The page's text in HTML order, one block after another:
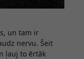
un tam ir
nervu. Šeit
ļauj to ērtāk